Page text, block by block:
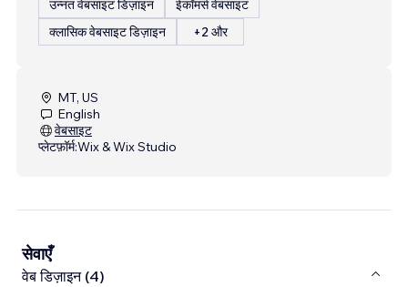
उन्नत वेबसाइट डिज़ाइन
ईकॉमर्स वेबसाइट
क्लासिक वेबसाइट डिज़ाइन
+2 और
MT, US
English
वेबसाइट
प्लेटफ़ॉर्म:Wix & Wix Studio
सेवाएँ
वेब डिज़ाइन (4)